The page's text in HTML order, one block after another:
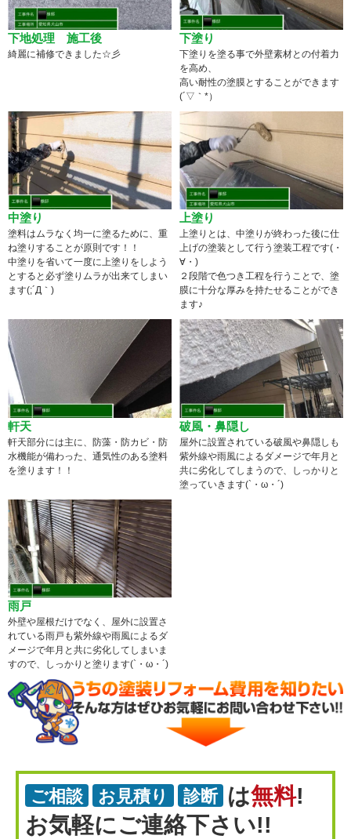
下地処理 施工後
綺麗に補修できました☆彡
下塗り
下塗りを塗る事で外壁素材との付着力
を高め、
高い耐性の塗膜とすることができます
(´▽｀*）
中塗り
塗料はムラなく均一に塗るために、重
ね塗りすることが原則です！！
中塗りを省いて一度に上塗りをしよう
とすると必ず塗りムラが出来てしまい
ます(;´Д｀)
上塗り
上塗りとは、中塗りが終わった後に仕
上げの塗装として行う塗装工程です(・
∀・)
２段階で色つき工程を行うことで、塗
膜に十分な厚みを持たせることができ
ます♪
軒天
軒天部分には主に、防藻・防カビ・防
水機能が備わった、通気性のある塗料
を塗ります！！
破風・鼻隠し
屋外に設置されている破風や鼻隠しも
紫外線や雨風によるダメージで年月と
共に劣化してしまうので、しっかりと
塗っていきます(`・ω・´)
雨戸
外壁や屋根だけでなく、屋外に設置さ
れている雨戸も紫外線や雨風によるダ
メージで年月と共に劣化してしまいま
すので、しっかりと塗ります(`・ω・´)
ご相談 お見積り 診断 は無料!
お気軽にご連絡下さい!!